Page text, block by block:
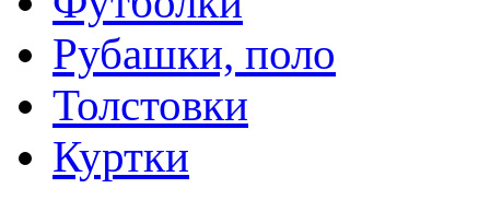
Рубашки, поло
Толстовки
Куртки